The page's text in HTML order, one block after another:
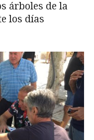
árboles de la
los días